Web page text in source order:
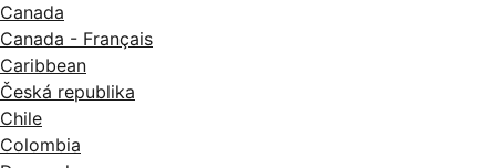
Canada
Canada - Français
Caribbean
Česká republika
Chile
Colombia